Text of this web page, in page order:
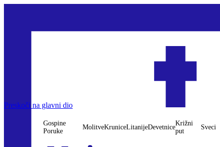
Preskoči na glavni dio
Gospine
Poruke
MolitveKruniceLitanijeDevetnice
Križni
put
Sveci